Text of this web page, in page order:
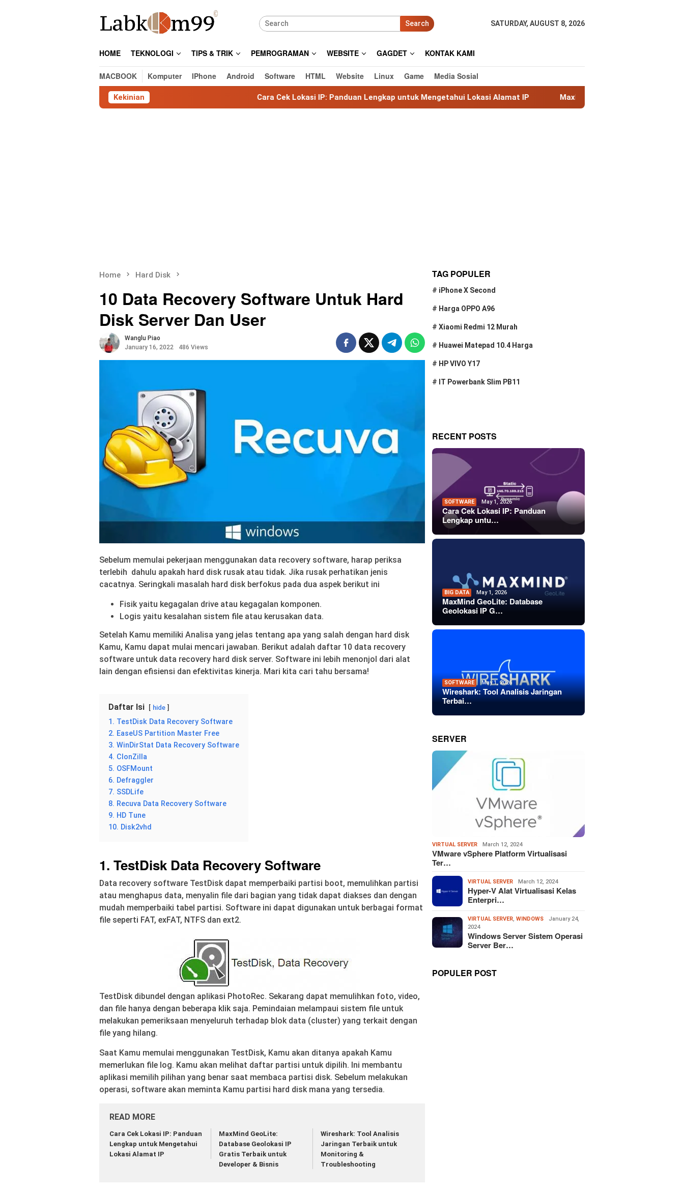
Search SATURDAY, AUGUST 8, 2026
HOME TEKNOLOGI TIPS & TRIK PEMROGRAMAN WEBSITE GAGDET KONTAK KAMI
MACBOOK Komputer IPhone Android Software HTML Website Linux Game Media Sosial
Kekinian Cara Cek Lokasi IP: Panduan Lengkap untuk Mengetahui Lokasi Alamat IP MaxMind GeoLite: Database Geolokasi IP
Home Hard Disk
10 Data Recovery Software Untuk Hard
Disk Server Dan User
Wanglu Piao
January 16, 2022
486 Views
Sebelum memulai pekerjaan menggunakan data recovery software, harap periksa
terlebih dahulu apakah hard disk rusak atau tidak. Jika rusak perhatikan jenis
cacatnya. Seringkali masalah hard disk berfokus pada dua aspek berikut ini
Fisik yaitu kegagalan drive atau kegagalan komponen.
Logis yaitu kesalahan sistem file atau kerusakan data.
Setelah Kamu memiliki Analisa yang jelas tentang apa yang salah dengan hard disk
Kamu, Kamu dapat mulai mencari jawaban. Berikut adalah daftar 10 data recovery
software untuk data recovery hard disk server. Software ini lebih menonjol dari alat
lain dengan efisiensi dan efektivitas kinerja. Mari kita cari tahu bersama!
Daftar Isi hide
1. TestDisk Data Recovery Software
2. EaseUS Partition Master Free
3. WinDirStat Data Recovery Software
4. ClonZilla
5. OSFMount
6. Defraggler
7. SSDLife
8. Recuva Data Recovery Software
9. HD Tune
10. Disk2vhd
1. TestDisk Data Recovery Software
Data recovery software TestDisk dapat memperbaiki partisi boot, memulihkan partisi
atau menghapus data, menyalin file dari bagian yang tidak dapat diakses dan dengan
mudah memperbaiki tabel partisi. Software ini dapat digunakan untuk berbagai format
file seperti FAT, exFAT, NTFS dan ext2.
TestDisk dibundel dengan aplikasi PhotoRec. Sekarang dapat memulihkan foto, video,
dan file hanya dengan beberapa klik saja. Pemindaian melampaui sistem file untuk
melakukan pemeriksaan menyeluruh terhadap blok data (cluster) yang terkait dengan
file yang hilang.
Saat Kamu memulai menggunakan TestDisk, Kamu akan ditanya apakah Kamu
memerlukan file log. Kamu akan melihat daftar partisi untuk dipilih. Ini membantu
aplikasi memilih pilihan yang benar saat membaca partisi disk. Sebelum melakukan
operasi, software akan meminta Kamu partisi hard disk mana yang tersedia.
READ MORE
Cara Cek Lokasi IP: Panduan
Lengkap untuk Mengetahui
Lokasi Alamat IP
MaxMind GeoLite:
Database Geolokasi IP
Gratis Terbaik untuk
Developer & Bisnis
Wireshark: Tool Analisis
Jaringan Terbaik untuk
Monitoring &
Troubleshooting
TAG POPULER
# iPhone X Second
# Harga OPPO A96
#Xiaomi Redmi 12 Murah
# Huawei Matepad 10.4 Harga
# HP VIVO Y17
# IT Powerbank Slim PB11
RECENT POSTS
SOFTWARE May 1, 2026
Cara Cek Lokasi IP: Panduan
Lengkap untu…
BIG DATA May 1, 2026
MaxMind GeoLite: Database
Geolokasi IP G…
SOFTWARE May 1, 2026
Wireshark: Tool Analisis Jaringan
Terbai…
SERVER
VIRTUAL SERVER March 12, 2024
VMware vSphere Platform Virtualisasi
Ter…
VIRTUAL SERVER March 12, 2024
Hyper-V Alat Virtualisasi Kelas
Enterpri…
VIRTUAL SERVER,WINDOWS
January 24,
2024
Windows Server Sistem Operasi
Server Ber…
POPULER POST